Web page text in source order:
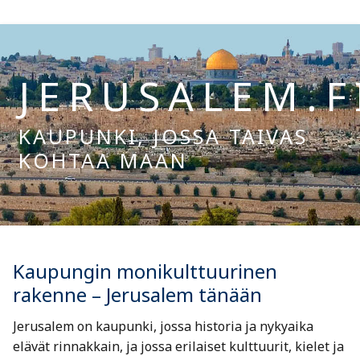
sisältöön
KAUPUNKI, JOSSA TAIVAS
KOHTAA MAAN
Hae:
Kaupungin monikulttuurinen
rakenne – Jerusalem tänään
Jerusalem on kaupunki, jossa historia ja nykyaika
elävät rinnakkain, ja jossa erilaiset kulttuurit, kielet ja